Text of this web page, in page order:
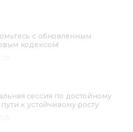
с обновленным
кодексом!
сессия по достойному
к устойчивому росту